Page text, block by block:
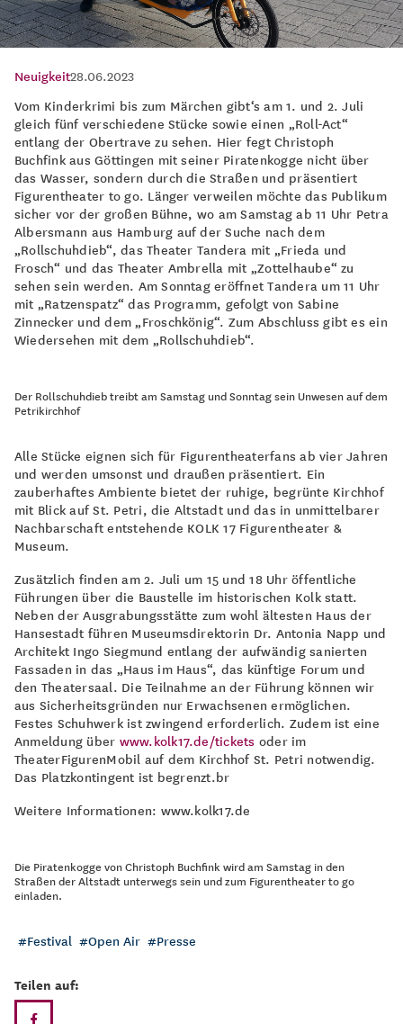
Neuigkeit28.06.2023
Vom Kinderkrimi bis zum Märchen gibt‘s am 1. und 2. Juli
gleich fünf verschiedene Stücke sowie einen „Roll-Act“
entlang der Obertrave zu sehen. Hier fegt Christoph
Buchfink aus Göttingen mit seiner Piratenkogge nicht über
das Wasser, sondern durch die Straßen und präsentiert
Figurentheater to go. Länger verweilen möchte das Publikum
sicher vor der großen Bühne, wo am Samstag ab 11 Uhr Petra
Albersmann aus Hamburg auf der Suche nach dem
„Rollschuhdieb“, das Theater Tandera mit „Frieda und
Frosch“ und das Theater Ambrella mit „Zottelhaube“ zu
sehen sein werden. Am Sonntag eröffnet Tandera um 11 Uhr
mit „Ratzenspatz“ das Programm, gefolgt von Sabine
Zinnecker und dem „Froschkönig“. Zum Abschluss gibt es ein
Wiedersehen mit dem „Rollschuhdieb“.
Der Rollschuhdieb treibt am Samstag und Sonntag sein Unwesen auf dem
Petrikirchhof
Alle Stücke eignen sich für Figurentheaterfans ab vier Jahren
und werden umsonst und draußen präsentiert. Ein
zauberhaftes Ambiente bietet der ruhige, begrünte Kirchhof
mit Blick auf St. Petri, die Altstadt und das in unmittelbarer
Nachbarschaft entstehende KOLK 17 Figurentheater &
Museum.
Zusätzlich finden am 2. Juli um 15 und 18 Uhr öffentliche
Führungen über die Baustelle im historischen Kolk statt.
Neben der Ausgrabungsstätte zum wohl ältesten Haus der
Hansestadt führen Museumsdirektorin Dr. Antonia Napp und
Architekt Ingo Siegmund entlang der aufwändig sanierten
Fassaden in das „Haus im Haus“, das künftige Forum und
den Theatersaal. Die Teilnahme an der Führung können wir
aus Sicherheitsgründen nur Erwachsenen ermöglichen.
Festes Schuhwerk ist zwingend erforderlich. Zudem ist eine
Anmeldung über www.kolk17.de/tickets oder im
TheaterFigurenMobil auf dem Kirchhof St. Petri notwendig.
Das Platzkontingent ist begrenzt.br
Weitere Informationen: www.kolk17.de
Die Piratenkogge von Christoph Buchfink wird am Samstag in den
Straßen der Altstadt unterwegs sein und zum Figurentheater to go
einladen.
Festival Open Air Presse
Teilen auf: